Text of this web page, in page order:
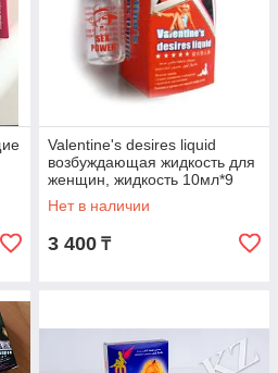
Valentine's desires liquid
возбуждающая жидкость для
женщин, жидкость 10мл*9
флаконов
Нет в наличии
3 400 ₸